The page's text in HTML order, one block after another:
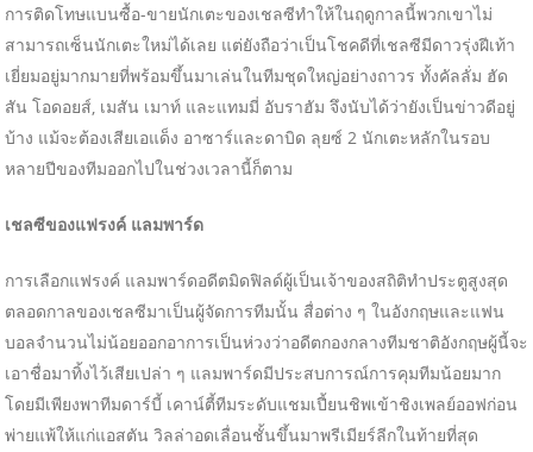
การติดโทษแบนซื้อ-ขายนักเตะของเชลซีทำให้ในฤดูกาลนี้พวกเขาไม่
สามารถเซ็นนักเตะใหม่ได้เลย แต่ยังถือว่าเป็นโชคดีที่เชลซีมีดาวรุ่งฝีเท้า
เยี่ยมอยู่มากมายที่พร้อมขึ้นมาเล่นในทีมชุดใหญ่อย่างถาวร ทั้งคัลลั่ม ฮัด
สัน โอดอยส์, เมสัน เมาท์ และแทมมี่ อับราฮัม จึงนับได้ว่ายังเป็นข่าวดีอยู่
บ้าง แม้จะต้องเสียเอแด็ง อาซาร์และดาบิด ลุยซ์ 2 นักเตะหลักในรอบ
หลายปีของทีมออกไปในช่วงเวลานี้ก็ตาม
เชลซีของแฟรงค์ แลมพาร์ด
การเลือกแฟรงค์ แลมพาร์ดอดีตมิดฟิลด์ผู้เป็นเจ้าของสถิติทำประตูสูงสุด
ตลอดกาลของเชลซีมาเป็นผู้จัดการทีมนั้น สื่อต่าง ๆ ในอังกฤษและแฟน
บอลจำนวนไม่น้อยออกอาการเป็นห่วงว่าอดีตกองกลางทีมชาติอังกฤษผู้นี้จะ
เอาชื่อมาทิ้งไว้เสียเปล่า ๆ แลมพาร์ดมีประสบการณ์การคุมทีมน้อยมาก
โดยมีเพียงพาทีมดาร์บี้ เคาน์ตี้ทีมระดับแชมเปี้ยนชิพเข้าชิงเพลย์ออฟก่อน
พ่ายแพ้ให้แก่แอสตัน วิลล่าอดเลื่อนชั้นขึ้นมาพรีเมียร์ลีกในท้ายที่สุด